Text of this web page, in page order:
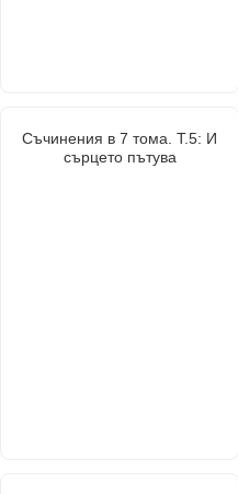
Съчинения в 7 тома. Т.5: И
сърцето пътува